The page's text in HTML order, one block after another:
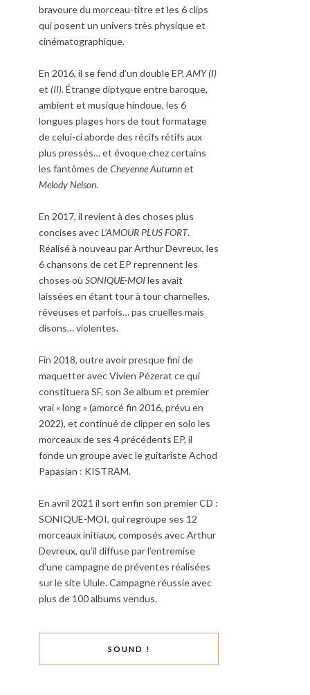
bravoure du morceau-titre et les 6 clips
qui posent un univers très physique et
cinématographique.
En 2016, il se fend d’un double EP, AMY (I)
et (II). Étrange diptyque entre baroque,
ambient et musique hindoue, les 6
longues plages hors de tout formatage
de celui-ci aborde des récifs rétifs aux
plus pressés… et évoque chez certains
les fantômes deCheyenne Autumnet
Melody Nelson.
En 2017, il revient à des choses plus
concises avecL’AMOUR PLUS FORT.
Réalisé à nouveau par Arthur Devreux, les
6 chansons de cet EP reprennent les
choses où SONIQUE-MOIles avait
laissées en étant tour à tour charnelles,
rêveuses et parfois… pas cruelles mais
disons… violentes.
Fin 2018, outre avoir presque fini de
maquetter avec Vivien Pézerat ce qui
constituera SF, son 3e album et premier
vrai « long » (amorcé fin 2016, prévu en
2022), et continué de clipper en solo les
morceaux de ses 4 précédents EP, il
fonde un groupe avec le guitariste Achod
Papasian : KISTRAM.
En avril 2021 il sort enfin son premier CD :
SONIQUE-MOI, qui regroupe ses 12
morceaux initiaux, composés avec Arthur
Devreux, qu’il diffuse par l’entremise
d’une campagne de préventes réalisées
sur le site Ulule. Campagne réussie avec
plus de 100 albums vendus.
SOUND !